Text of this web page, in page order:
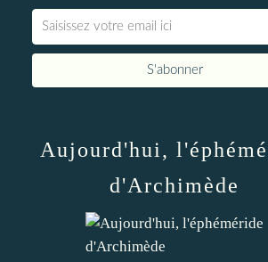
Aujourd'hui,
d'Archimède